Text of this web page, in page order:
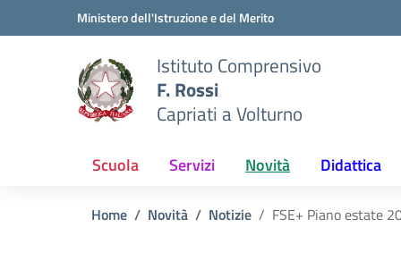
Vai ai contenuti
Vai al menu di navigazioneMinistero dell'Istruzione e del Merito
Istituto Comprensivo
F. Rossi
Capriati a Volturno
Scuola Servizi Novità Didattica
Home Novità Notizie FSE+ Piano estate